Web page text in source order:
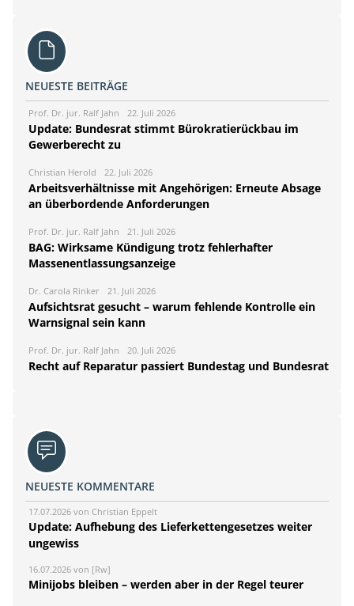
NEUESTE BEITRÄGE
Prof. Dr. jur. Ralf Jahn 22. Juli 2026
Update: Bundesrat stimmt Bürokratierückbau im
Gewerberecht zu
Christian Herold 22. Juli 2026
Arbeitsverhältnisse mit Angehörigen: Erneute Absage
an überbordende Anforderungen
Prof. Dr. jur. Ralf Jahn 21. Juli 2026
BAG: Wirksame Kündigung trotz fehlerhafter
Massenentlassungsanzeige
Dr. Carola Rinker 21. Juli 2026
Aufsichtsrat gesucht – warum fehlende Kontrolle ein
Warnsignal sein kann
Prof. Dr. jur. Ralf Jahn 20. Juli 2026
Recht auf Reparatur passiert Bundestag und Bundesrat
NEUESTE KOMMENTARE
17.07.2026 von Christian Eppelt
Update: Aufhebung des Lieferkettengesetzes weiter
ungewiss
16.07.2026 von [Rw]
Minijobs bleiben – werden aber in der Regel teurer